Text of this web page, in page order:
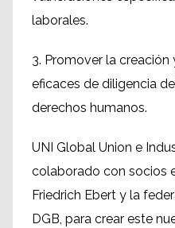
laborales.
3. Promover la
eficaces de diligencia
derechos humanos.
UNI Global Union e
colaborado con socios
Friedrich Ebert y la
DGB, para crear este